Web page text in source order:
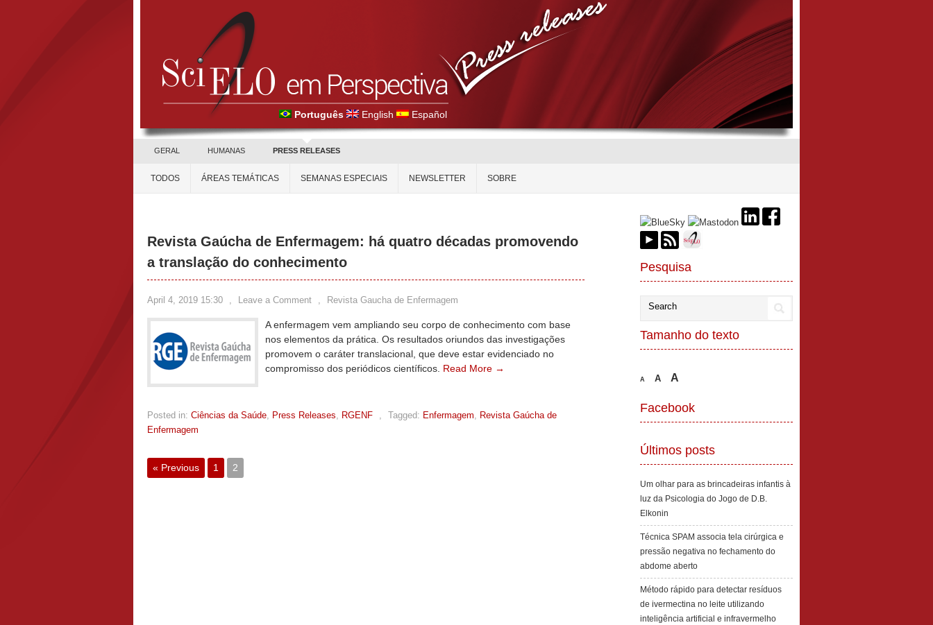
Português English Español
GERAL HUMANAS PRESS RELEASES
TODOS ÁREAS TEMÁTICAS SEMANAS ESPECIAIS NEWSLETTER SOBRE
Revista Gaúcha de Enfermagem: há quatro décadas promovendo
a translação do conhecimento
April 4, 2019 15:30 , Leave a Comment , Revista Gaucha de Enfermagem
A enfermagem vem ampliando seu corpo de conhecimento com base
nos elementos da prática. Os resultados oriundos das investigações
promovem o caráter translacional, que deve estar evidenciado no
compromisso dos periódicos científicos. Read More →
Posted in: Ciências da Saúde, Press Releases, RGENF , Tagged: Enfermagem, Revista Gaúcha de
Enfermagem
« Previous 1 2
Pesquisa
Tamanho do texto
A A A
Facebook
Últimos posts
Um olhar para as brincadeiras infantis à
luz da Psicologia do Jogo de D.B.
Elkonin
Técnica SPAM associa tela cirúrgica e
pressão negativa no fechamento do
abdome aberto
Método rápido para detectar resíduos
de ivermectina no leite utilizando
inteligência artificial e infravermelho